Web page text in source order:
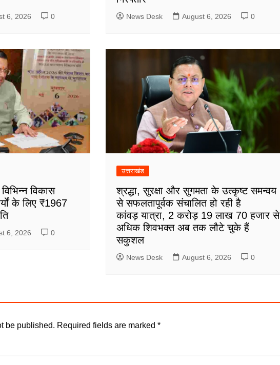
6, 2026 0 News Desk August 6, 2026 0
विकास
के लिए ₹1967
6, 2026 0
उत्तराखंड
श्रद्धा, सुरक्षा और सुगमता के उत्कृष्ट समन्वय
से सफलतापूर्वक संचालित हो रही है
कांवड़ यात्रा, 2 करोड़ 19 लाख 70 हजार से
अधिक शिवभक्त अब तक लौटे चुके हैं
सकुशल
News Desk August 6, 2026 0
be published. Required fields are marked *